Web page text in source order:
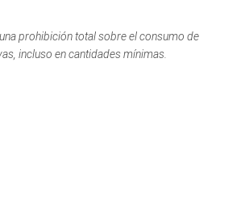
prohibición total sobre el consumo de
incluso en cantidades mínimas.